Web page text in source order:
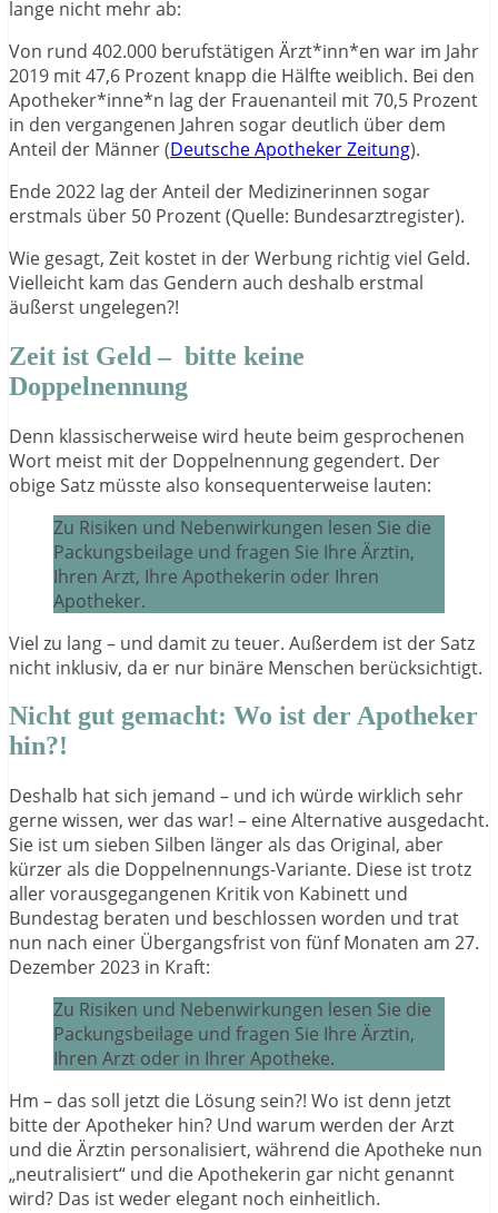
lange nicht mehr ab:
Von rund 402.000 berufstätigen Ärzt*inn*en war im Jahr
2019 mit 47,6 Prozent knapp die Hälfte weiblich. Bei den
Apotheker*inne*n lag der Frauenanteil mit 70,5 Prozent
in den vergangenen Jahren sogar deutlich über dem
Anteil der Männer (Deutsche Apotheker Zeitung).
Ende 2022 lag der Anteil der Medizinerinnen sogar
erstmals über 50 Prozent (Quelle: Bundesarztregister).
Wie gesagt, Zeit kostet in der Werbung richtig viel Geld.
Vielleicht kam das Gendern auch deshalb erstmal
äußerst ungelegen?!
Zeit ist Geld – bitte keine
Doppelnennung
Denn klassischerweise wird heute beim gesprochenen
Wort meist mit der Doppelnennung gegendert. Der
obige Satz müsste also konsequenterweise lauten:
Zu Risiken und Nebenwirkungen lesen Sie die
Packungsbeilage und fragen Sie Ihre Ärztin,
Ihren Arzt, Ihre Apothekerin oder Ihren
Apotheker.
Viel zu lang – und damit zu teuer. Außerdem ist der Satz
nicht inklusiv, da er nur binäre Menschen berücksichtigt.
Nicht gut gemacht: Wo ist der Apotheker
hin?!
Deshalb hat sich jemand – und ich würde wirklich sehr
gerne wissen, wer das war! – eine Alternative ausgedacht.
Sie ist um sieben Silben länger als das Original, aber
kürzer als die Doppelnennungs-Variante. Diese ist trotz
aller vorausgegangenen Kritik von Kabinett und
Bundestag beraten und beschlossen worden und trat
nun nach einer Übergangsfrist von fünf Monaten am 27.
Dezember 2023 in Kraft:
Zu Risiken und Nebenwirkungen lesen Sie die
Packungsbeilage und fragen Sie Ihre Ärztin,
Ihren Arzt oder in Ihrer Apotheke.
Hm – das soll jetzt die Lösung sein?! Wo ist denn jetzt
bitte der Apotheker hin? Und warum werden der Arzt
und die Ärztin personalisiert, während die Apotheke nun
„neutralisiert“ und die Apothekerin gar nicht genannt
wird? Das ist weder elegant noch einheitlich.